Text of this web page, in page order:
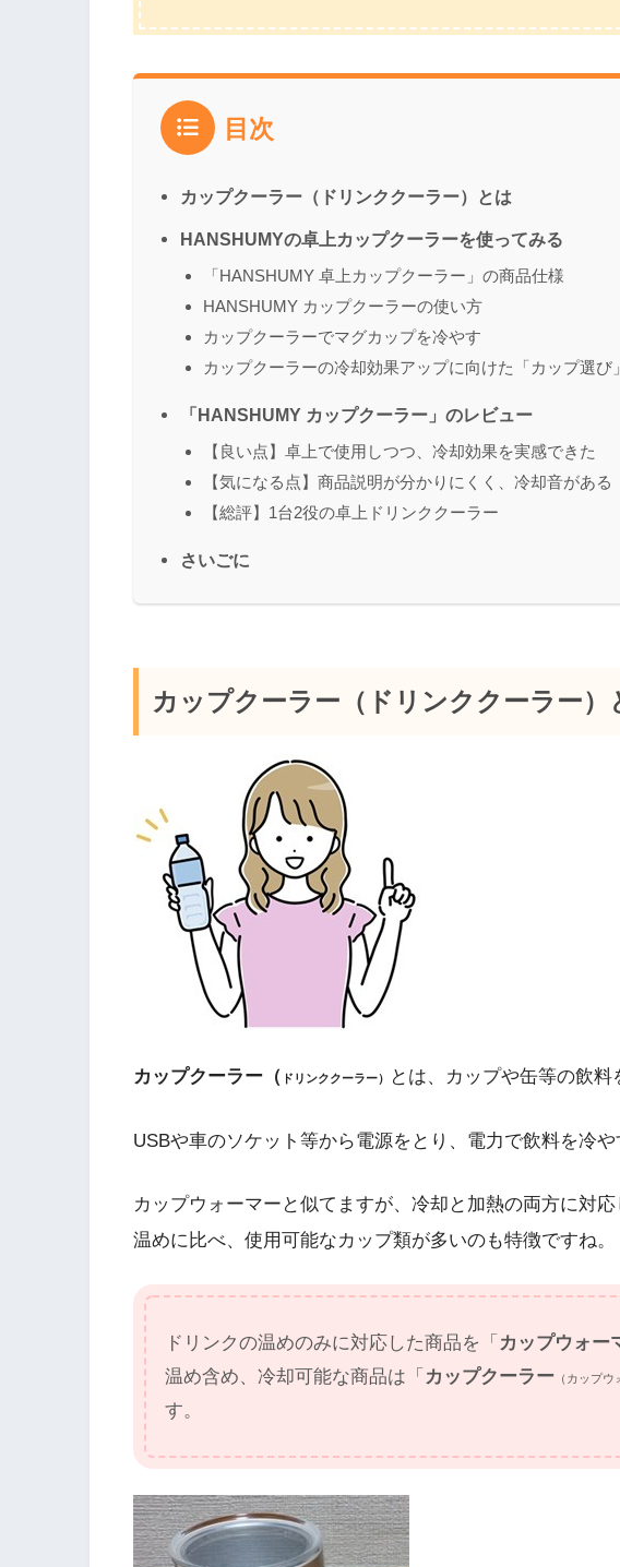
目次
カップクーラー（ドリンククーラー）とは
HANSHUMYの卓上カップクーラーを使ってみる
「HANSHUMY 卓上カップクーラー」の商品仕様
HANSHUMY カップクーラーの使い方
カップクーラーでマグカップを冷やす
カップクーラーの冷却効果アップに向けた「カップ選び」
「HANSHUMY カップクーラー」のレビュー
【良い点】卓上で使用しつつ、冷却効果を実感できた
【気になる点】商品説明が分かりにくく、冷却音がある
【総評】1台2役の卓上ドリンククーラー
さいごに
カップクーラー（ドリンククーラー）
カップクーラー（ ドリンククーラー） とは、カップや缶等の飲料
USBや車のソケット等から電源をとり、電力で飲料を冷や
カップウォーマーと似てますが、冷却と加熱の両方に対応
温めに比べ、使用可能なカップ類が多いのも特徴ですね。
ドリンクの温めのみに対応した商品を「 カップウォー
温め含め、冷却可能な商品は「 カップクーラー （カップウ
す。